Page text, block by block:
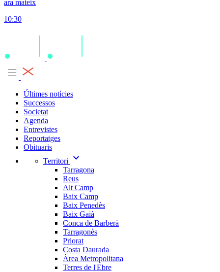
ara mateix
10:30
Últimes notícies
Successos
Societat
Agenda
Entrevistes
Reportatges
Obituaris
Territori
expand_more
Tarragona
Reus
Alt Camp
Baix Camp
Baix Penedès
Baix Gaià
Conca de Barberà
Tarragonès
Priorat
Costa Daurada
Àrea Metropolitana
Terres de l'Ebre